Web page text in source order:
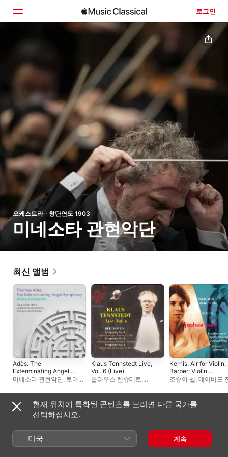
로그인
둘러보기
검색
오케스트라 · 창단연도 1903
미네소타 관현악단
최신 앨범
Adès: The
Exterminating Angel
Symphony & Violin
미네소타 관현악단, 토마스
요세포비치
Klaus Tennstedt Live,
Vol. 6 (Live)
클라우스 텐슈테트,
심포니 오케스트라
Kernis: Air for Violin;
Barber: Violin
Concerto; Bloch:
Concerto
조슈아 벨, 데이비드
오케스트라
플레이리스트
현재 위치에 특화된 콘텐츠를 보려면 다른 국가를
선택하십시오.
미국 계속